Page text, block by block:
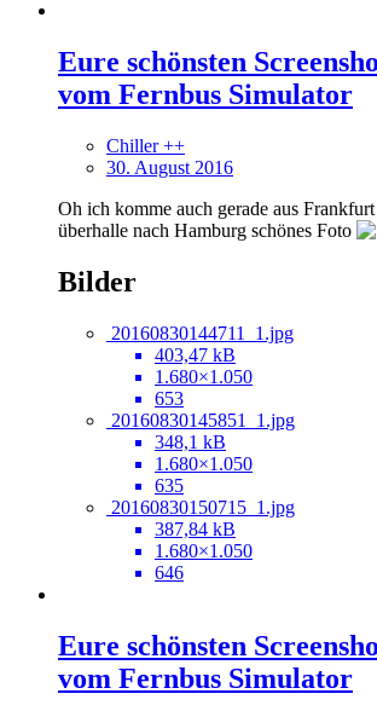
Eure schönsten
vom Fernbus Simulator
Chiller ++
30. August 2016
Oh ich komme auch gerade aus
überhalle nach Hamburg schönes Foto
Bilder
20160830144711_1.jpg
403,47 kB
1.680×1.050
653
20160830145851_1.jpg
348,1 kB
1.680×1.050
635
20160830150715_1.jpg
387,84 kB
1.680×1.050
646
Eure schönsten
vom Fernbus Simulator